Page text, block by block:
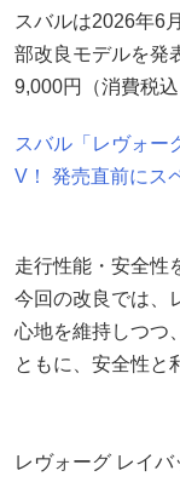
スバルは2026年6
部改良モデルを発
9,000円（消費税込
スバル「レヴォー
V！ 発売直前にス
走行性能・安全性
今回の改良では、
心地を維持しつつ
ともに、安全性と
レヴォーグ レイバ